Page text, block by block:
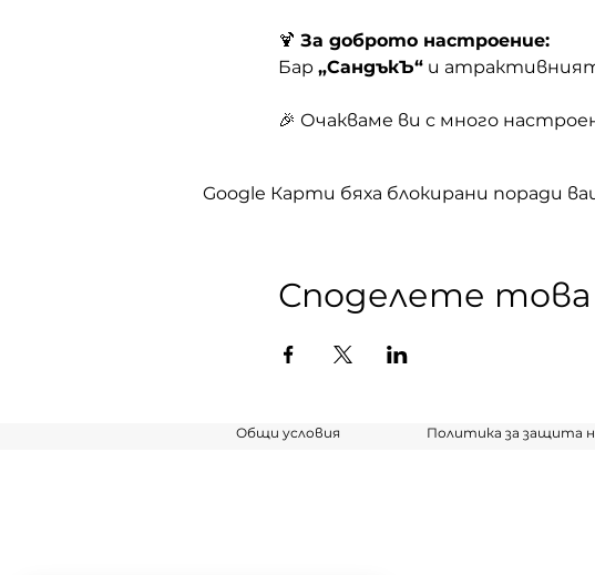
🍹 За доброто настроение:
Бар „СандъкЪ“ и
🎉 Очакваме ви с много
Google Карти бяха блокирани поради
Споделете
Общи условия Политика за защита